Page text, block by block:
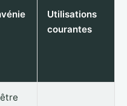
Utilisations
courantes